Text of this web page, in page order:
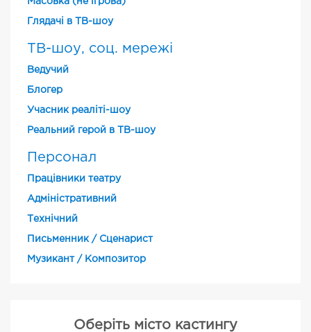
Глядачі в ТВ-шоу
ТВ-шоу, соц. мережі
Ведучий
Блогер
Учасник реаліті-шоу
Реальний герой в ТВ-шоу
Персонал
Працівники театру
Адміністративний
Технічний
Письменник / Сценарист
Музикант / Композитор
Оберіть місто кастингу